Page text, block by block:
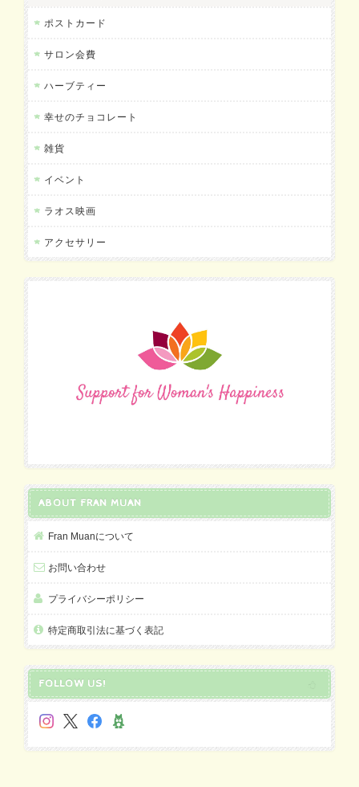
ポストカード
サロン会費
ハーブティー
幸せのチョコレート
雑貨
イベント
ラオス映画
アクセサリー
ABOUT FRAN MUAN
Fran Muanについて
お問い合わせ
プライバシーポリシー
特定商取引法に基づく表記
FOLLOW US!